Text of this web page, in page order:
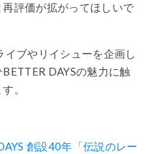
評価が拡がってほしいで
ブやリイシューを企画し
DAYSの魅力に触
。
創設40年「伝説のレー